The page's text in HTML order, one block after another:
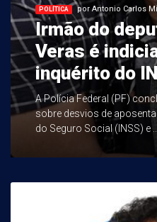
POLÍTICA por Antonio Carlos
Irmão do
Veras é
inquérito do
A Polícia Federal (PF)
sobre desvios de
do Seguro Social (INSS) e ...